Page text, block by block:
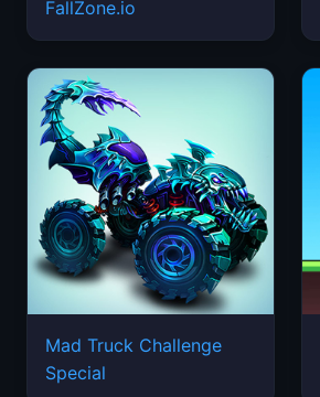
FallZone.io
Mad Truck Challenge
Special